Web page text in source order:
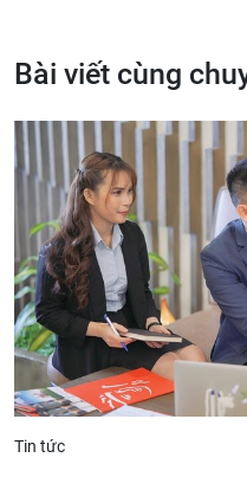
Bài viết cùng
Tin tức